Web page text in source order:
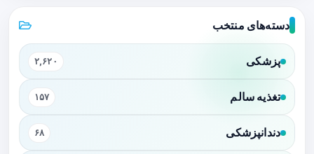
دسته‌های منتخب
پزشکی ۲,۶۲۰
تغذیه سالم ۱۵۷
دندانپزشکی ۶۸